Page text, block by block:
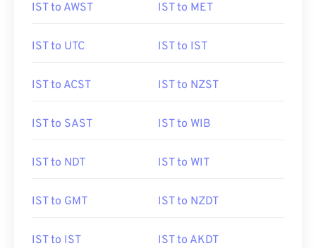
IST to AWST IST to MET
IST to UTC IST to IST
IST to ACST IST to NZST
IST to SAST IST to WIB
IST to NDT IST to WIT
IST to GMT IST to NZDT
IST to IST IST to AKDT